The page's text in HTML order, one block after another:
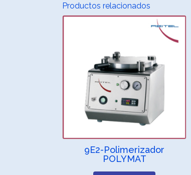
Productos relacionados
9E2-Polimerizador
POLYMAT